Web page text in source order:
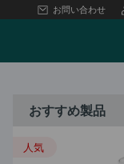
お問い合わせ
おすすめ製品
人気